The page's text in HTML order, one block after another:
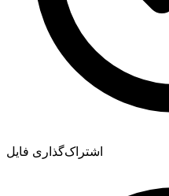
اشتراک‌گذاری فایل